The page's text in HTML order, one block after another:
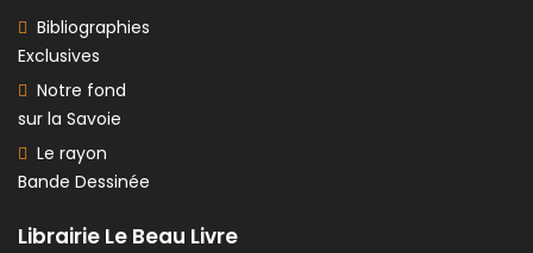
Bibliographies
Exclusives
Notre fond
sur la Savoie
Le rayon
Bande Dessinée
Librairie Le Beau Livre